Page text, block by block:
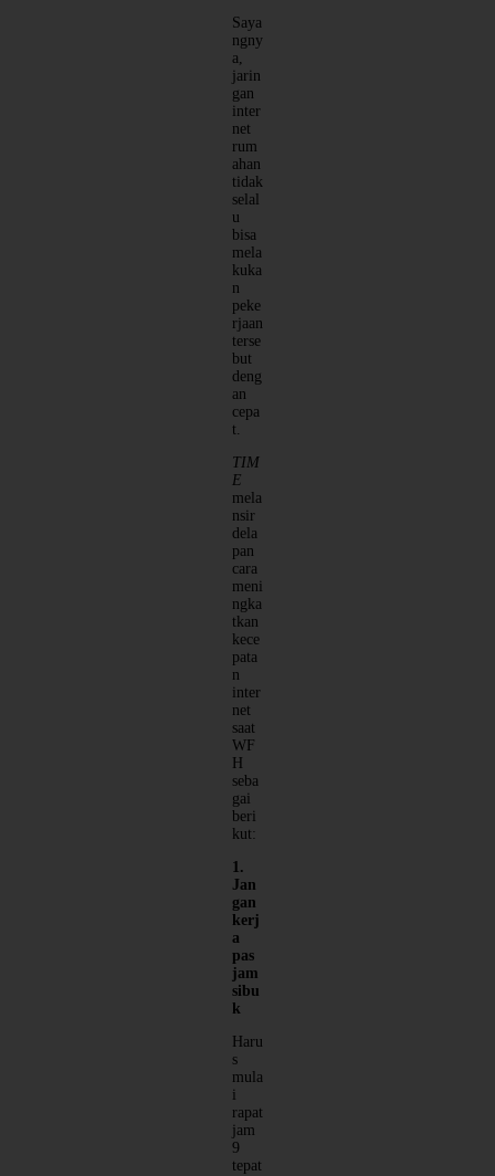
Saya
ngny
a,
jarin
gan
inter
net
rum
ahan
tidak
selal
u
bisa
mela
kuka
n
peke
rjaan
terse
but
deng
an
cepa
t.
TIM
E
mela
nsir
dela
pan
cara
meni
ngka
tkan
kece
pata
n
inter
net
saat
WF
H
seba
gai
beri
kut:
1.
Jan
gan
kerj
a
pas
jam
sibu
k
Haru
s
mula
i
rapat
jam
9
tepat